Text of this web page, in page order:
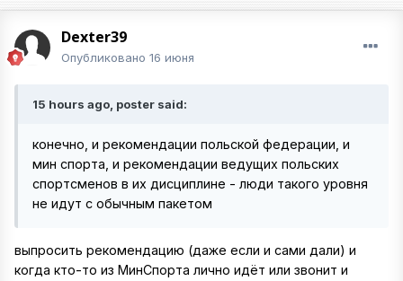
Dexter39
Опубликовано 16 июня
15 hours ago, poster said:
конечно, и рекомендации польской федерации, и
мин спорта, и рекомендации ведущих польских
спортсменов в их дисциплине - люди такого уровня
не идут с обычным пакетом
выпросить рекомендацию (даже если и сами дали) и
когда кто-то из МинСпорта лично идёт или звонит и